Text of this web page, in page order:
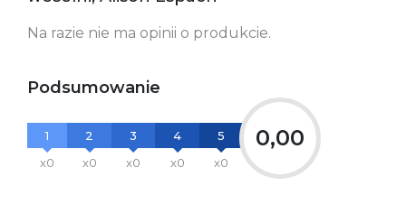
Na razie nie ma opinii o produkcie.
Podsumowanie
1
x0
2
x0
3
x0
4
x0
5
x0
0,00